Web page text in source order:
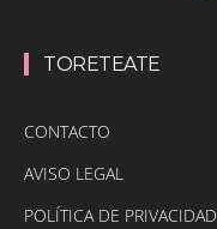
TORETEATE
CONTACTO
AVISO LEGAL
POLÍTICA DE PRIVACIDAD